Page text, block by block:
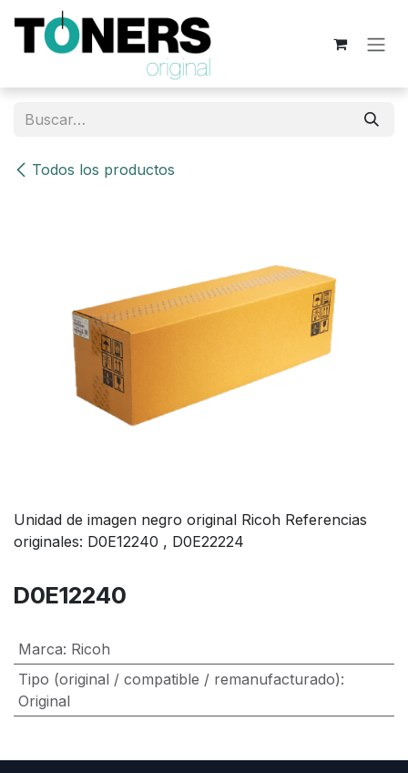
Ir al contenido
Todos los productos
Unidad de imagen negro original Ricoh Referencias
originales: D0E12240 , D0E22224
D0E12240
Marca: Ricoh
Tipo (original / compatible / remanufacturado):
Original